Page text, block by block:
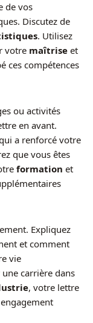
de vos
Discutez de
. Utilisez
votre maîtrise et
ces compétences
ou activités
en avant.
a renforcé votre
que vous êtes
formation et
Expliquez
et comment
vie
carrière dans
, votre lettre